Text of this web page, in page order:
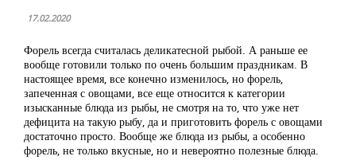
17.02.2020
Форель всегда считалась деликатесной рыбой. А раньше ее
вообще готовили только по очень большим праздникам. В
настоящее время, все конечно изменилось, но форель,
запеченная с овощами, все еще относится к категории
изысканные блюда из рыбы, не смотря на то, что уже нет
дефицита на такую рыбу, да и приготовить форель с овощами
достаточно просто. Вообще же блюда из рыбы, а особенно
форель, не только вкусные, но и невероятно полезные блюда.